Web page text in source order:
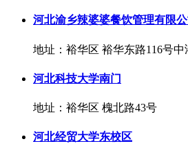
河北渝乡辣婆婆餐饮管理有限
地址：裕华区 裕华东路116号中
河北科技大学南门
地址：裕华区 槐北路43号
河北经贸大学东校区